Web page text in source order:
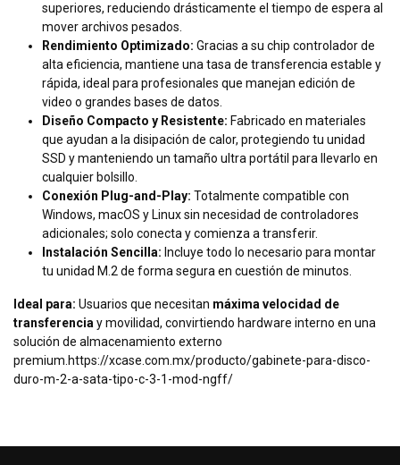
superiores, reduciendo drásticamente el tiempo de espera al
mover archivos pesados.
Rendimiento Optimizado: Gracias a su chip controlador de
alta eficiencia, mantiene una tasa de transferencia estable y
rápida, ideal para profesionales que manejan edición de
video o grandes bases de datos.
Diseño Compacto y Resistente: Fabricado en materiales
que ayudan a la disipación de calor, protegiendo tu unidad
SSD y manteniendo un tamaño ultra portátil para llevarlo en
cualquier bolsillo.
Conexión Plug-and-Play: Totalmente compatible con
Windows, macOS y Linux sin necesidad de controladores
adicionales; solo conecta y comienza a transferir.
Instalación Sencilla: Incluye todo lo necesario para montar
tu unidad M.2 de forma segura en cuestión de minutos.
Ideal para: Usuarios que necesitan máxima velocidad de
transferencia y movilidad, convirtiendo hardware interno en una
solución de almacenamiento externo
premium. https://xcase.com.mx/producto/gabinete-para-disco-
duro-m-2-a-sata-tipo-c-3-1-mod-ngff/